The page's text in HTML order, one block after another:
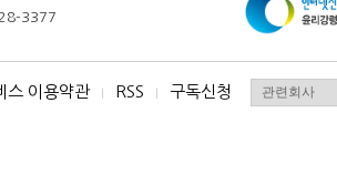
3377
스 이용약관 I RSS I 구독신청